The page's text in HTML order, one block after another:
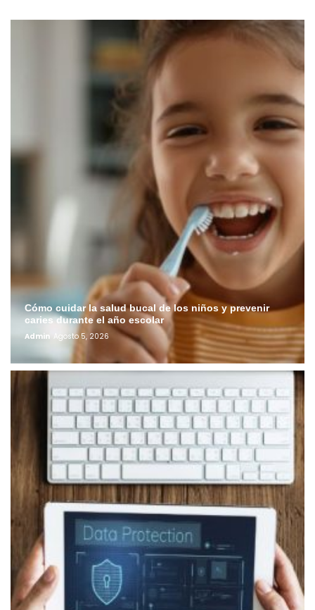
Cómo cuidar la salud bucal de los niños y prevenir
caries durante el año escolar
Admin Agosto 5, 2026